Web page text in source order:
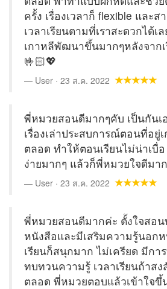
ครั้ง เรื่องเวลาก็ flexible และส
เวลาเรียนตามที่เราสะดวกได้เ
เกาหลีพัฒนาขึ้นมากๆหลังจาก
🤟🏻💖
User · 23 ส.ค. 2022
พี่หมวยสอนดีมากๆคับ เป็นกัน
เรื่องเล่าประสบการณ์ตอนที่อยู่
ตลอด ทำให้ตอนเรียนไม่น่าเบื่อ
ง่ายมากๆ แล้วก็พี่หมวยใจดีมา
User · 23 ส.ค. 2022
พี่หมวยสอนดีมากค่ะ ตั้งใจสอน
หนังสือและมีเสริมความรู้นอก
เรียนก็สนุกมาก ไม่เครียด มีกา
ทบทวนความรู้ เวลาเรียนถ้าส
ตลอด พี่หมวยตอบแล้วเข้าใจขึ้